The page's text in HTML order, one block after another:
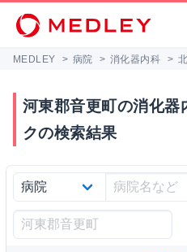
MEDLEY > 病院 > 消化器内科 >
河東郡音更町の消化器
クの検索結果